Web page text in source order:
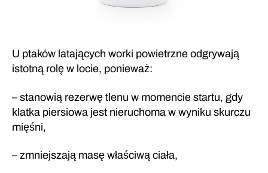
U ptaków latających worki powietrzne odgrywają
istotną rolę w locie, ponieważ:
– stanowią rezerwę tlenu w momencie startu, gdy
klatka piersiowa jest nieruchoma w wyniku skurczu
mięśni,
– zmniejszają masę właściwą ciała,